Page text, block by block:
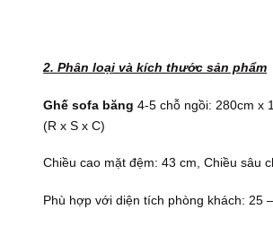
2. Phân loại và kích thước sản phẩm
Ghế sofa băng 4-5 chỗ ngồi: 280cm x
(R x S x C)
Chiều cao mặt đệm: 43 cm, Chiều sâu
Phù hợp với diện tích phòng khách: 25